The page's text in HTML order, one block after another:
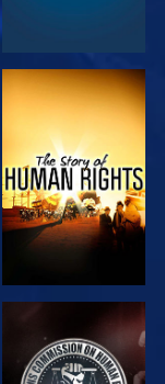
観る
観る